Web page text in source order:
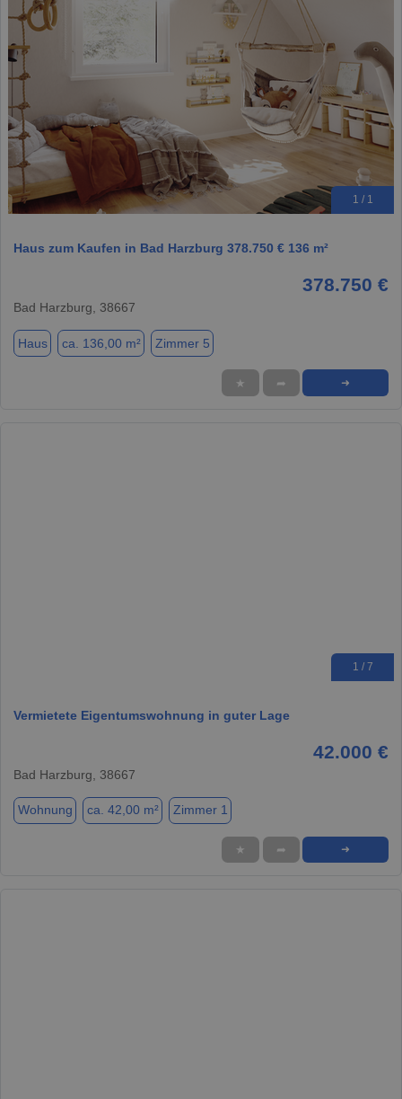
1 / 1
Haus zum Kaufen in Bad Harzburg 378.750 € 136 m²
378.750 €
Bad Harzburg, 38667
Haus ca. 136,00 m² Zimmer 5
★ ➦ ➜
1 / 7
Vermietete Eigentumswohnung in guter Lage
42.000 €
Bad Harzburg, 38667
Wohnung ca. 42,00 m² Zimmer 1
★ ➦ ➜